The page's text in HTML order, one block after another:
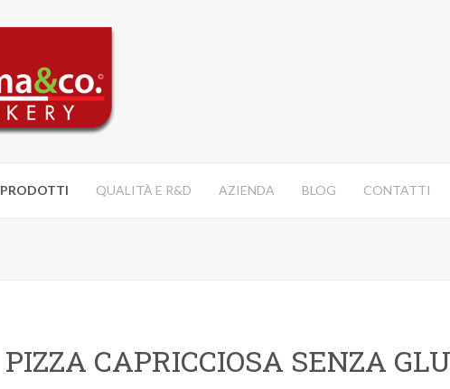
PRODOTTI QUALITÀ E R&D AZIENDA BLOG CONTATTI
PIZZA CAPRICCIOSA SENZA